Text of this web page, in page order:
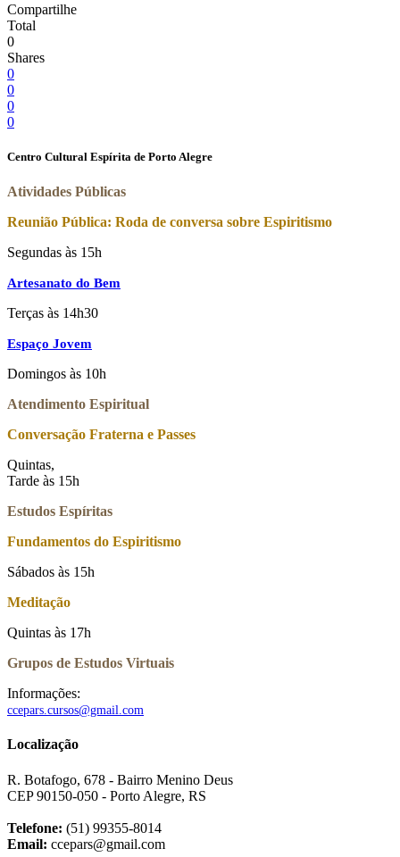
Compartilhe
Total
0
Shares
0
0
0
0
Centro Cultural Espírita de Porto Alegre
Atividades Públicas
Reunião Pública: Roda de conversa sobre Espiritismo
Segundas às 15h
Artesanato do Bem
Terças às 14h30
Espaço Jovem
Domingos às 10h
Atendimento Espiritual
Conversação Fraterna e Passes
Quintas,
Tarde às 15h
Estudos Espíritas
Fundamentos do Espiritismo
Sábados às 15h
Meditação
Quintas às 17h
Grupos de Estudos Virtuais
Informações:
ccepars.cursos@gmail.com
Localização
R. Botafogo, 678 - Bairro Menino Deus
CEP 90150-050 - Porto Alegre, RS
Telefone: (51) 99355-8014
Email: ccepars@gmail.com